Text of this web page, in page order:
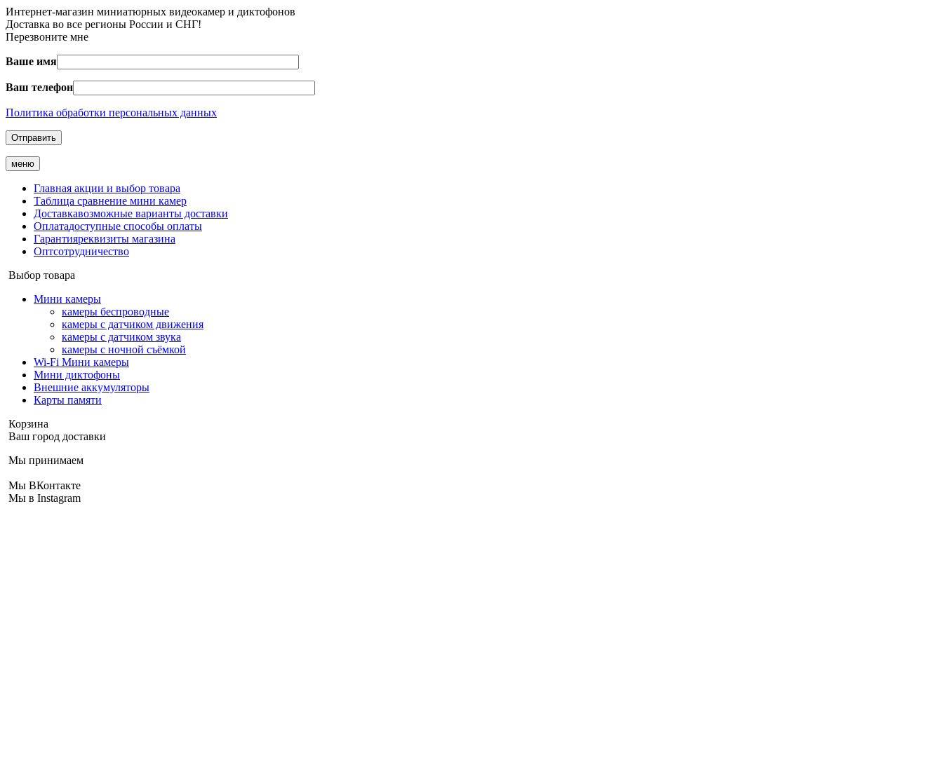
Интернет-магазин миниатюрных видеокамер и диктофонов
Доставка во все регионы России и СНГ!
Перезвоните мне
Ваше имя
Ваш телефон
Политика обработки персональных данных
меню
Главная акции и выбор товара
Таблица сравнение мини камер
Доставкавозможные варианты доставки
Оплатадоступные способы оплаты
Гарантияреквизиты магазина
Оптсотрудничество
Выбор товара
Мини камеры
камеры беспроводные
камеры с датчиком движения
камеры с датчиком звука
камеры с ночной съёмкой
Wi-Fi Мини камеры
Мини диктофоны
Внешние аккумуляторы
Карты памяти
Корзина
Ваш город доставки
Мы принимаем
Мы ВКонтакте
Мы в Instagram